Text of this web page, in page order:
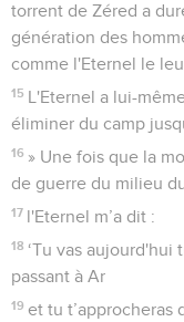
torrent de Zéred a
génération des
comme l'Eternel le
15 L'Eternel a lui-
éliminer du camp
16 » Une fois que la
de guerre du milieu
17 l'Eternel m’a dit :
18 ‘Tu vas aujourd'hui
passant à Ar
19 et tu t’approcheras